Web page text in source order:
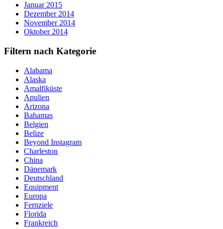
Januar 2015
Dezember 2014
November 2014
Oktober 2014
Filtern nach Kategorie
Alabama
Alaska
Amalfiküste
Apulien
Arizona
Bahamas
Belgien
Belize
Beyond Instagram
Charleston
China
Dänemark
Deutschland
Equipment
Europa
Fernziele
Florida
Frankreich